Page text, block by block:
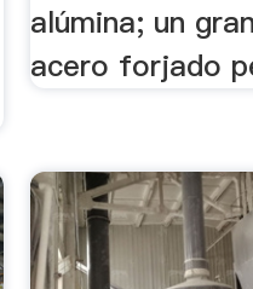
alúmina; un
acero forjado